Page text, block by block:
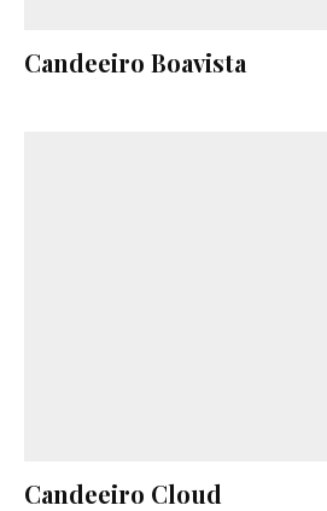
Candeeiro Boavista
Candeeiro Cloud